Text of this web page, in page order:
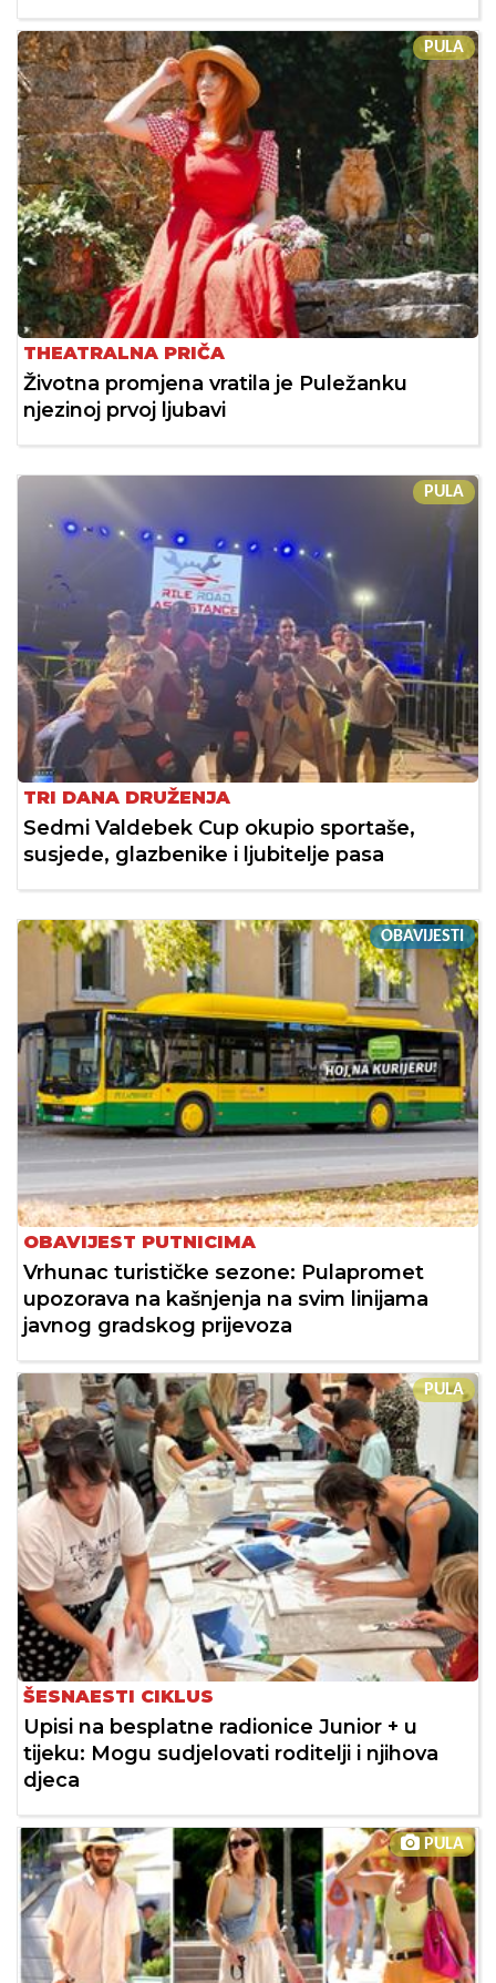
PULA
THEATRALNA PRIČA
Životna promjena vratila je Puležanku
njezinoj prvoj ljubavi
PULA
TRI DANA DRUŽENJA
Sedmi Valdebek Cup okupio sportaše,
susjede, glazbenike i ljubitelje pasa
OBAVIJESTI
OBAVIJEST PUTNICIMA
Vrhunac turističke sezone: Pulapromet
upozorava na kašnjenja na svim linijama
javnog gradskog prijevoza
PULA
ŠESNAESTI CIKLUS
Upisi na besplatne radionice Junior + u
tijeku: Mogu sudjelovati roditelji i njihova
djeca
PULA